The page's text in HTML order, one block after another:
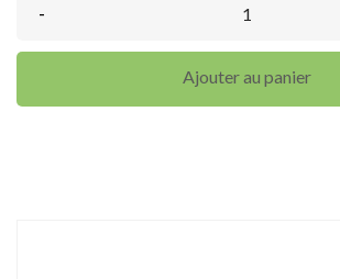
-
Ajouter au panier